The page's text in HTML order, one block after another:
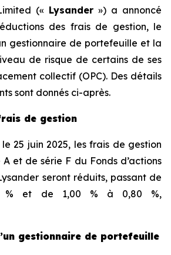
(« Lysander ») a annoncé
des frais de gestion, le
gestionnaire de portefeuille et la
de risque de certains de ses
collectif (OPC). Des détails
sont donnés ci-après.
de gestion
25 juin 2025, les frais de gestion
et de série F du Fonds d’actions
seront réduits, passant de
% et de 1,00 % à 0,80 %,
gestionnaire de portefeuille